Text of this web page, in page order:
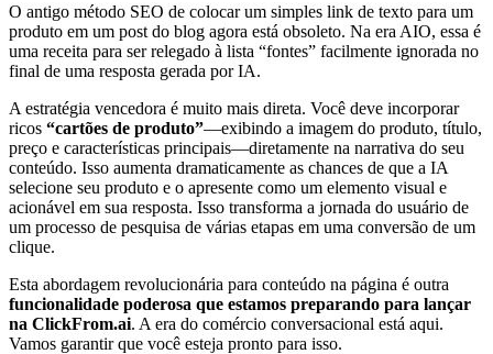
O antigo método SEO de colocar um simples link de texto para um
produto em um post do blog agora está obsoleto. Na era AIO, essa é
uma receita para ser relegado à lista “fontes” facilmente ignorada no
final de uma resposta gerada por IA.
A estratégia vencedora é muito mais direta. Você deve incorporar
ricos “cartões de produto”—exibindo a imagem do produto, título,
preço e características principais—diretamente na narrativa do seu
conteúdo. Isso aumenta dramaticamente as chances de que a IA
selecione seu produto e o apresente como um elemento visual e
acionável em sua resposta. Isso transforma a jornada do usuário de
um processo de pesquisa de várias etapas em uma conversão de um
clique.
Esta abordagem revolucionária para conteúdo na página é outra
funcionalidade poderosa que estamos preparando para lançar
na ClickFrom.ai. A era do comércio conversacional está aqui.
Vamos garantir que você esteja pronto para isso.